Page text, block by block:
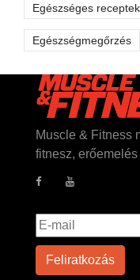
Egészséges receptek
Egészségmegőrzés
Muscle & Fitness
fitnesz,